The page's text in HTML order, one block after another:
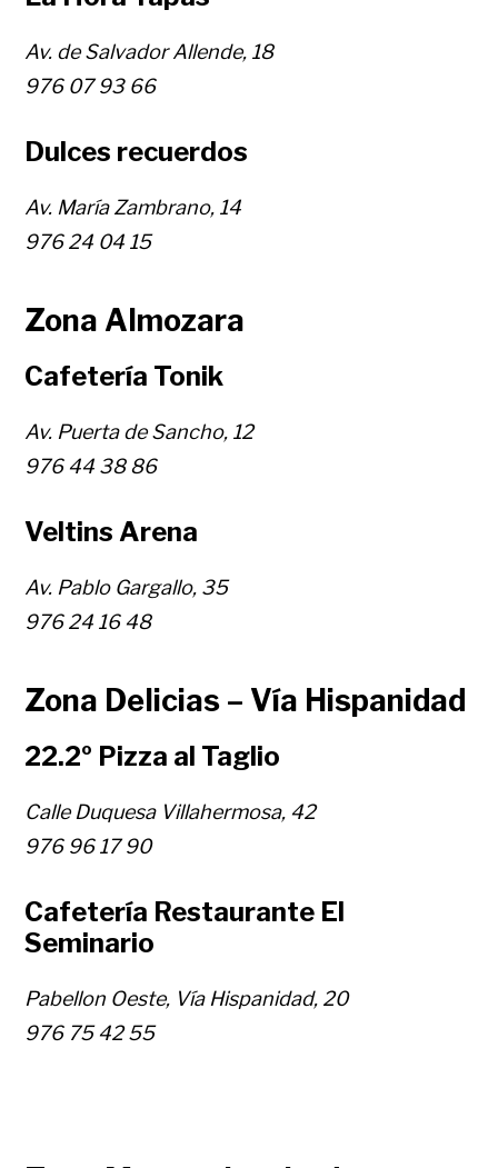
Av. de Salvador Allende, 18
976 07 93 66
Dulces recuerdos
Av. María Zambrano, 14
976 24 04 15
Zona Almozara
Cafetería Tonik
Av. Puerta de Sancho, 12
976 44 38 86
Veltins Arena
Av. Pablo Gargallo, 35
976 24 16 48
Zona Delicias – Vía Hispanidad
22.2º Pizza al Taglio
Calle Duquesa Villahermosa, 42
976 96 17 90
Cafetería Restaurante El
Seminario
Pabellon Oeste, Vía Hispanidad, 20
976 75 42 55